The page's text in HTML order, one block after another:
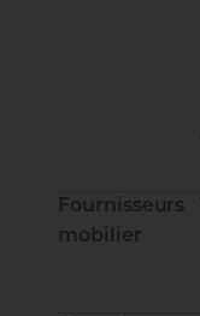
Fournisseurs
mobilier